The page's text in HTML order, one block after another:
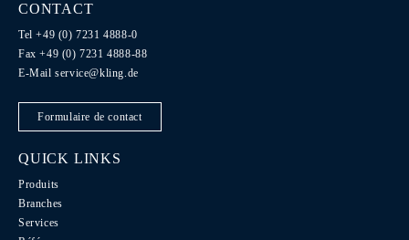
CONTACT
Tel +49 (0) 7231 4888-0
Fax +49 (0) 7231 4888-88
E-Mailservice@kling.de
Formulaire de contact
QUICK LINKS
Produits
Branches
Services